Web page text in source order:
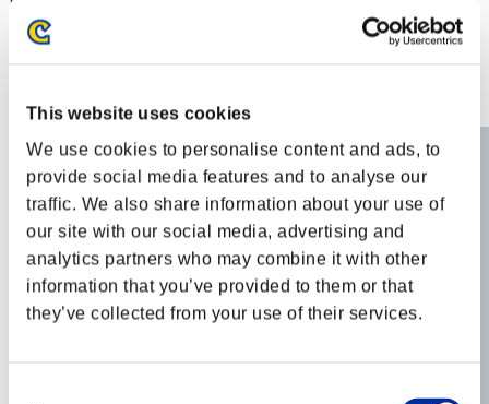
This website uses cookies
We use cookies to personalise content and ads, to
provide social media features and to analyse our
traffic. We also share information about your use of
our site with our social media, advertising and
analytics partners who may combine it with other
information that you’ve provided to them or that
they’ve collected from your use of their services.
DanielReimos
Puntos:Lv:1/03'18"98